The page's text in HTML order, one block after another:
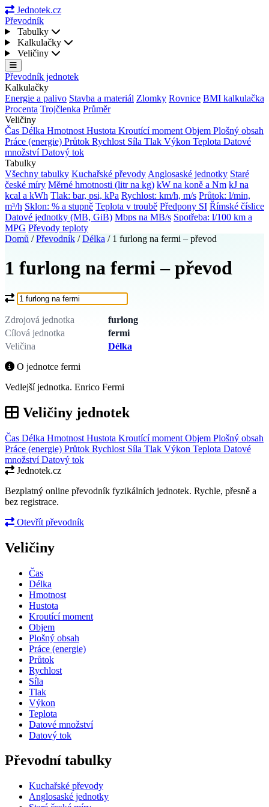
Jednotek.cz
Převodník
Tabulky
Kalkulačky
Veličiny
Převodník jednotek
Kalkulačky
Energie a palivo Stavba a materiál Zlomky Rovnice BMI kalkulačka
Procenta Trojčlenka Průměr
Veličiny
Čas Délka Hmotnost Hustota Kroutící moment Objem Plošný obsah
Práce (energie) Průtok Rychlost Síla Tlak Výkon Teplota Datové
množstvíDatový tok
Tabulky
Všechny tabulky Kuchařské převody Anglosaské jednotky Staré
české míry Měrné hmotnosti (litr na kg) kW na koně a Nm kJ na
kcal a kWh Tlak: bar, psi, kPa Rychlost: km/h, m/s Průtok: l/min,
m³/h Sklon: % a stupně Teplota v troubě Předpony SI Římské číslice
Datové jednotky (MB, GiB) Mbps na MB/s Spotřeba: l/100 km a
MPG Převody teploty
Domů / Převodník / Délka / 1 furlong na fermi – převod
1 furlong na fermi – převod
Co chcete převést?
Zdrojová jednotka
furlong
Cílová jednotka
fermi
Veličina
Délka
O jednotce fermi
Vedlejší jednotka. Enrico Fermi
Veličiny jednotek
Čas Délka Hmotnost Hustota Kroutící moment Objem Plošný obsah
Práce (energie) Průtok Rychlost Síla Tlak Výkon Teplota Datové
množstvíDatový tok
Jednotek.cz
Bezplatný online převodník fyzikálních jednotek. Rychle, přesně a
bez registrace.
Otevřít převodník
Veličiny
Čas
Délka
Hmotnost
Hustota
Kroutící moment
Objem
Plošný obsah
Práce (energie)
Průtok
Rychlost
Síla
Tlak
Výkon
Teplota
Datové množství
Datový tok
Převodní tabulky
Kuchařské převody
Anglosaské jednotky